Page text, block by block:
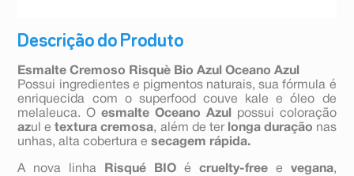
Descrição do Produto
Esmalte Cremoso Risquè Bio Azul Oceano Azul
Possui ingredientes e pigmentos naturais, sua fórmula é
enriquecida com o superfood couve kale e óleo de
melaleuca. Oesmalte Oceano Azul
possui coloração
azul etextura cremosa, além de ter longa duração nas
unhas, alta cobertura esecagem rápida.
A nova linha Risqué BIO é cruelty-freee vegana,